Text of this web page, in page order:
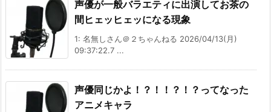
声優が一般バラエティに出演してお茶の
間ヒェッヒェッになる現象
1: 名無しさん＠２ちゃんねる 2026/04/13(月)
09:37:22.7 ...
声優同じかよ！？！！？！？ってなった
アニメキャラ